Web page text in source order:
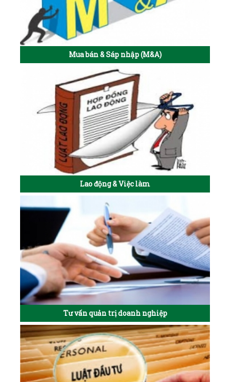
Mua bán & Sáp nhập (M&A)
Lao động & Việc làm
Tư vấn quản trị doanh nghiệp